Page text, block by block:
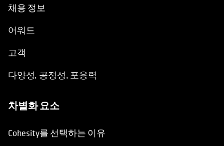
채용 정보
어워드
고객
다양성, 공정성, 포용력
차별화 요소
Cohesity를 선택하는 이유